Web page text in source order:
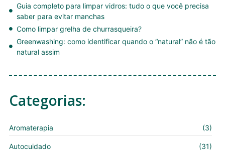
Guia completo para limpar vidros: tudo o que você precisa
saber para evitar manchas
Como limpar grelha de churrasqueira?
Greenwashing: como identificar quando o “natural” não é tão
natural assim
Categorias:
Aromaterapia (3)
Autocuidado (31)